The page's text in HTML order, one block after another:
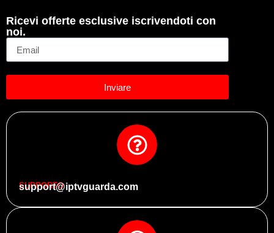
Ricevi offerte esclusive iscrivendoti con
noi.
Inviare
SUPPORTO
support@iptvguarda.com